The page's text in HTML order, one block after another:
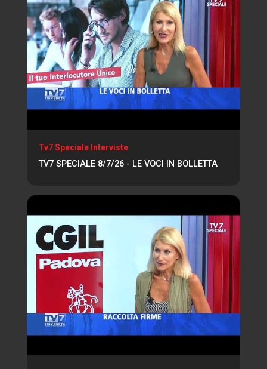
Tv7 Speciale Interviste
TV7 SPECIALE 8/7/26 - LE VOCI IN BOLLETTA